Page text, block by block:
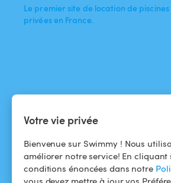
Votre vie privée
Bienvenue sur Swimmy ! Nous
améliorer notre service! En
conditions énoncées dans notre
vous devez mettre à jour vos
Le premier site de location de piscines
privées en France.